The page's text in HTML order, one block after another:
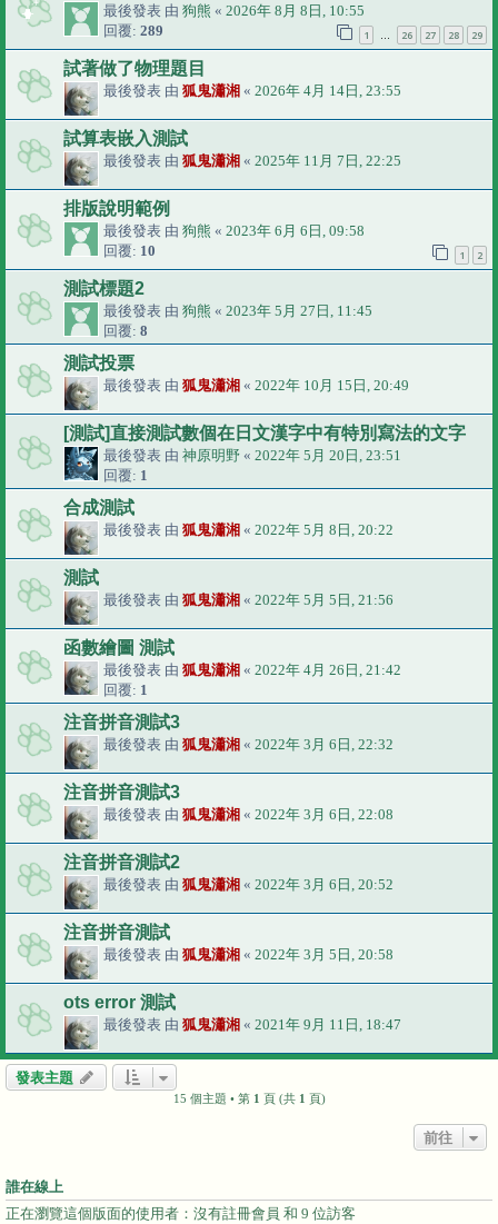
最後發表 由 狗熊 « 2026年 8月 8日, 10:55
回覆: 289 1 26 27 28 29
試著做了物理題目
最後發表 由 狐鬼瀟湘 « 2026年 4月 14日, 23:55
試算表嵌入測試
最後發表 由 狐鬼瀟湘 « 2025年 11月 7日, 22:25
排版說明範例
最後發表 由 狗熊 « 2023年 6月 6日, 09:58
回覆: 10 1 2
測試標題2
最後發表 由 狗熊 « 2023年 5月 27日, 11:45
回覆: 8
測試投票
最後發表 由 狐鬼瀟湘 « 2022年 10月 15日, 20:49
[測試]直接測試數個在日文漢字中有特別寫法的文字
最後發表 由 神原明野 « 2022年 5月 20日, 23:51
回覆: 1
合成測試
最後發表 由 狐鬼瀟湘 « 2022年 5月 8日, 20:22
測試
最後發表 由 狐鬼瀟湘 « 2022年 5月 5日, 21:56
函數繪圖 測試
最後發表 由 狐鬼瀟湘 « 2022年 4月 26日, 21:42
回覆: 1
注音拼音測試3
最後發表 由 狐鬼瀟湘 « 2022年 3月 6日, 22:32
注音拼音測試3
最後發表 由 狐鬼瀟湘 « 2022年 3月 6日, 22:08
注音拼音測試2
最後發表 由 狐鬼瀟湘 « 2022年 3月 6日, 20:52
注音拼音測試
最後發表 由 狐鬼瀟湘 « 2022年 3月 5日, 20:58
ots error 測試
最後發表 由 狐鬼瀟湘 « 2021年 9月 11日, 18:47
發表主題
15 個主題 • 第 1 頁 (共 1 頁)
前往
誰在線上
正在瀏覽這個版面的使用者：沒有註冊會員 和 9 位訪客